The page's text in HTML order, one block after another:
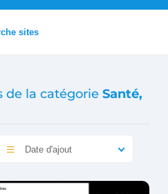
sites
de la catégorie Santé,
Date d'ajout